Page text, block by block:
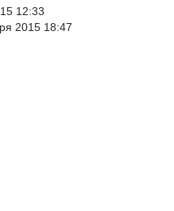
12:33
2015 18:47